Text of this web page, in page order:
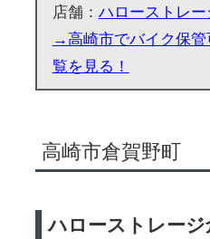
店舗： ハローストレー
→高崎市でバイク保管
覧を見る！
高崎市倉賀野町
ハローストレージ